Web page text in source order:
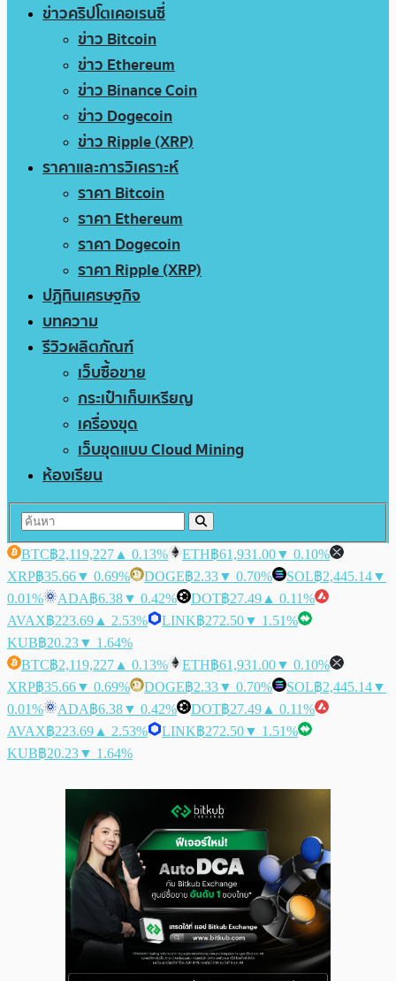
ข่าวคริปโตเคอเรนซี่
ข่าว Bitcoin
ข่าว Ethereum
ข่าว Binance Coin
ข่าว Dogecoin
ข่าว Ripple (XRP)
ราคาและการวิเคราะห์
ราคา Bitcoin
ราคา Ethereum
ราคา Dogecoin
ราคา Ripple (XRP)
ปฏิทินเศรษฐกิจ
บทความ
รีวิวผลิตภัณฑ์
เว็บซื้อขาย
กระเป๋าเก็บเหรียญ
เครื่องขุด
เว็บขุดแบบ Cloud Mining
ห้องเรียน
BTC฿2,119,227 ▲ 0.13% ETH฿61,931.00▼ 0.10%
XRP฿35.66▼ 0.69% DOGE฿2.33▼ 0.70% SOL฿2,445.14▼
0.01%
ADA฿6.38▼ 0.42% DOT฿27.49 ▲ 0.11%
AVAX฿223.69 ▲ 2.53% LINK฿272.50▼ 1.51%
KUB฿20.23▼ 1.64%
BTC฿2,119,227 ▲ 0.13% ETH฿61,931.00▼ 0.10%
XRP฿35.66▼ 0.69% DOGE฿2.33▼ 0.70% SOL฿2,445.14▼
0.01%
ADA฿6.38▼ 0.42% DOT฿27.49 ▲ 0.11%
AVAX฿223.69 ▲ 2.53% LINK฿272.50▼ 1.51%
KUB฿20.23▼ 1.64%